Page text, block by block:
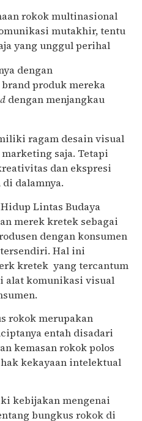
rokok multinasional
mutakhir, tentu
yang unggul perihal
dengan
produk mereka
dengan menjangkau
ragam desain visual
saja. Tetapi
dan ekspresi
dalamnya.
Lintas Budaya
merek kretek sebagai
dengan konsumen
Hal ini
kretek yang tercantum
alat komunikasi visual
rokok merupakan
entah disadari
kemasan rokok polos
kekayaan intelektual
kebijakan mengenai
bungkus rokok di